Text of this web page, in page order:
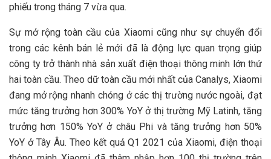
phiếu trong tháng 7 vừa qua.
Sự mở rộng toàn cầu của Xiaomi cũng như sự chuyển đổi
trong các kênh bán lẻ mới đã là động lực quan trọng giúp
công ty trở thành nhà sản xuất điện thoại thông minh lớn thứ
hai toàn cầu. Theo dữ toàn cầu mới nhất của Canalys, Xiaomi
đang mở rộng nhanh chóng ở các thị trường nước ngoài, đạt
mức tăng trưởng hơn 300% YoY ở thị trường Mỹ Latinh, tăng
trưởng hơn 150% YoY ở châu Phi và tăng trưởng hơn 50%
YoY ở Tây Âu. Theo kết quả Q1 2021 của Xiaomi, điện thoại